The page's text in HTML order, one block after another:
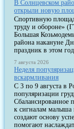
В Солнцевском
открыли новую
Спортивную
труду и обороне»
Большая
района накануне
праздник в этом
7 августа 2026
Неделя
вскармливания
С 3 по 9 августа в
популяризации
Сбалансированное
к сигналам малыша
создают основу
помогают